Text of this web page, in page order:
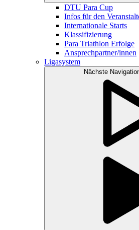
DTU Para Cup
Infos für den
Internationale Starts
Klassifizierung
Para Triathlon Erfolge
Ansprechpartner/innen
Ligasystem
Nächste